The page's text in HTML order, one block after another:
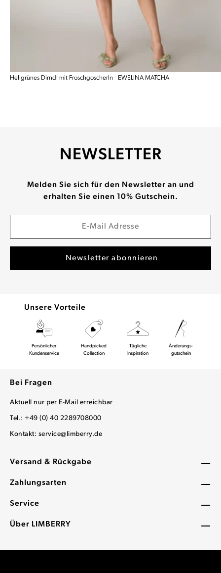
Hellgrünes Dirndl mit Froschgoscherln - EWELINA MATCHA
Versand & Rückgabe
Zahlungsarten
Service
Über LIMBERRY
NEWSLETTER
Melden Sie sich für den Newsletter an und
erhalten Sie einen 10% Gutschein.
Unsere Vorteile
Persönlicher
Kundenservice
Handpicked
Collection
Tägliche
Inspiration
Änderungs-
gutschein
Bei Fragen
Aktuell nur per E-Mail erreichbar
Tel.: +49 (0) 40 2289708000
Kontakt: service@limberry.de